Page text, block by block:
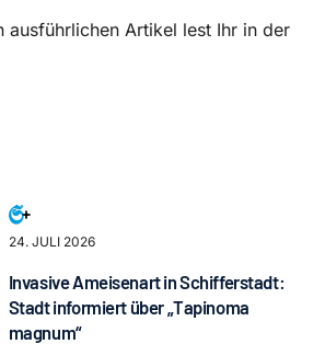
ausführlichen Artikel lest Ihr in der
24. JULI 2026
Invasive Ameisenart in Schifferstadt:
Stadt informiert über „Tapinoma
magnum“